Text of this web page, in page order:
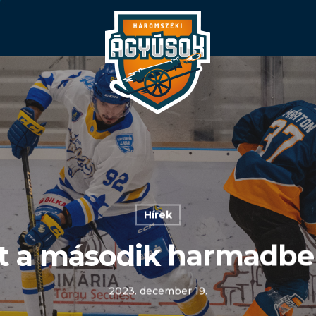
Hírek
a második
2023. december 19.